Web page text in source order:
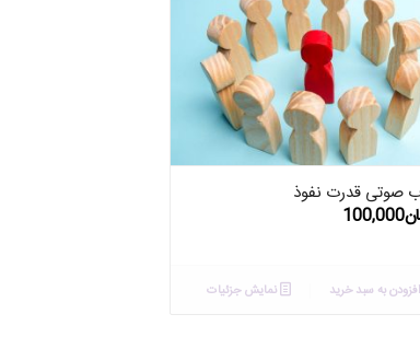
صوتی قدرت نفوذ
100,000
افزودن به سبد خرید نمایش جزئیات